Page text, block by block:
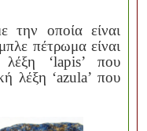
την οποία είναι
πέτρωμα είναι
λέξη ‘lapis’ που
λέξη ‘azula’ που